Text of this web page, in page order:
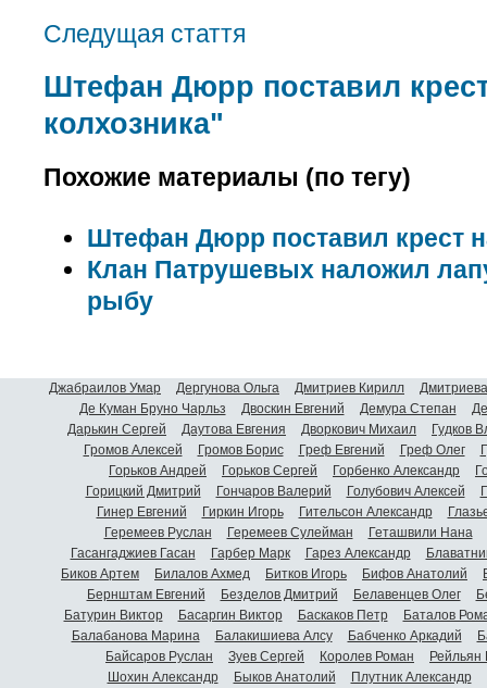
Следущая стаття
Штефан Дюрр поставил
колхозника"
Похожие материалы (по тегу)
Штефан Дюрр поставил крест
Клан Патрушевых наложил
рыбу
Джабраилов Умар Дергунова Ольга Дмитриев Кирилл
Де Куман Бруно Чарльз
Двоскин Евгений Демура Степан
Дарькин Сергей
Даутова Евгения Дворкович Михаил
Гудков
Громов Алексей
Громов Борис Греф Евгений Греф Олег
Горьков Андрей
Горьков Сергей Горбенко Александр
Горицкий Дмитрий
Гончаров Валерий Голубович Алексей
Гинер Евгений
Гиркин Игорь Гительсон Александр
Геремеев Руслан
Геремеев Сулейман
Геташвили Нана
Гасангаджиев Гасан
Гарбер Марк Гарез Александр
Биков Артем
Билалов Ахмед Битков Игорь Бифов Анатолий
Бернштам Евгений
Безделов Дмитрий Белавенцев Олег
Батурин Виктор
Басаргин Виктор Баскаков Петр
Баталов
Балабанова Марина
Балакишиева Алсу Бабченко Аркадий
Байсаров Руслан
Зуев Сергей Королев Роман
Шохин Александр
Быков Анатолий Плутник Александр